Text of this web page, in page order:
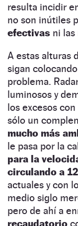
resulta incidir
no son inútiles
efectivas ni las
A estas alturas
sigan
problema.
luminosos y
los excesos
sólo un
mucho más
le pasa por la
para la
circulando a
actuales y con
medio siglo
pero de ahí a
recaudatorio